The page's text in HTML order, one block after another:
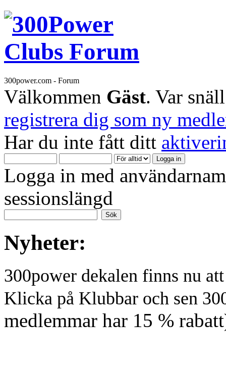
300power.com - Forum
Välkommen Gäst. Var
registrera dig som ny
Har du inte fått ditt
Logga in med
sessionslängd
Nyheter:
300power dekalen finns nu
Klicka på Klubbar och sen
medlemmar har 15 %